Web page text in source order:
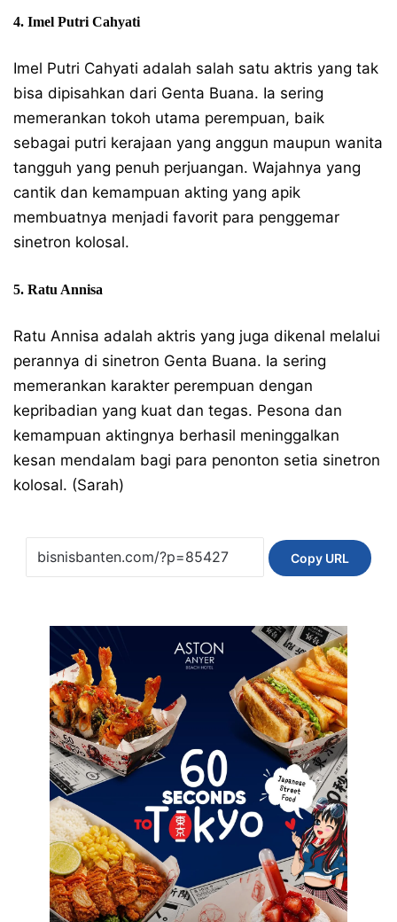
4. Imel Putri Cahyati
Imel Putri Cahyati adalah salah satu aktris yang tak
bisa dipisahkan dari Genta Buana. Ia sering
memerankan tokoh utama perempuan, baik
sebagai putri kerajaan yang anggun maupun wanita
tangguh yang penuh perjuangan. Wajahnya yang
cantik dan kemampuan akting yang apik
membuatnya menjadi favorit para penggemar
sinetron kolosal.
5. Ratu Annisa
Ratu Annisa adalah aktris yang juga dikenal melalui
perannya di sinetron Genta Buana. Ia sering
memerankan karakter perempuan dengan
kepribadian yang kuat dan tegas. Pesona dan
kemampuan aktingnya berhasil meninggalkan
kesan mendalam bagi para penonton setia sinetron
kolosal. (Sarah)
Copy URL